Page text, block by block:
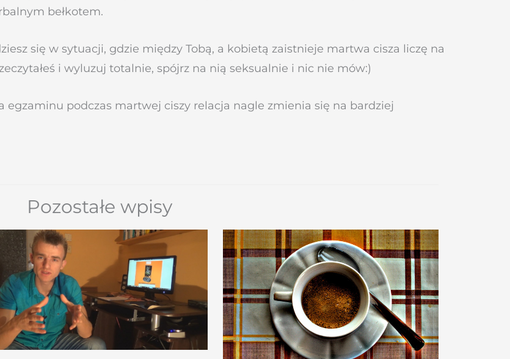
bełkotem.
się w sytuacji, gdzie między Tobą, a kobietą zaistnieje martwa cisza liczę na
i wyluzuj totalnie, spójrz na nią seksualnie i nic nie mów:)
egzaminu podczas martwej ciszy relacja nagle zmienia się na bardziej
Pozostałe wpisy